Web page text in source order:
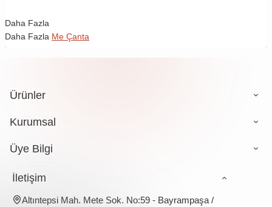
Daha Fazla
Daha Fazla Me Çanta
Ürünler
Kurumsal
Üye Bilgi
İletişim
Altıntepsi Mah. Mete Sok. No:59 - Bayrampaşa /